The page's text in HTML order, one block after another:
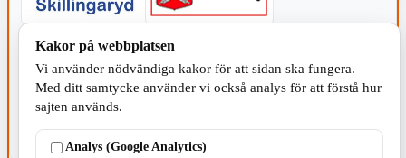
KOMMUNEN
Kakor på webbplatsen
Vi använder nödvändiga kakor för att sidan ska fungera.
Med ditt samtycke använder vi också analys för att förstå hur
sajten används.
Analys (Google Analytics)